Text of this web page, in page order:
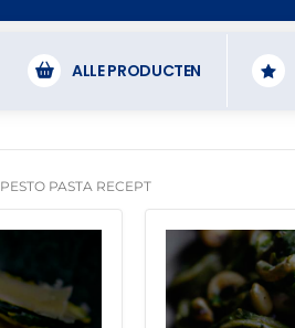
ALLE PRODUCTEN
PESTO PASTA RECEPT